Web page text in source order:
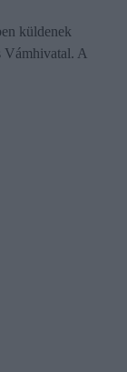
küldenek
Vámhivatal. A